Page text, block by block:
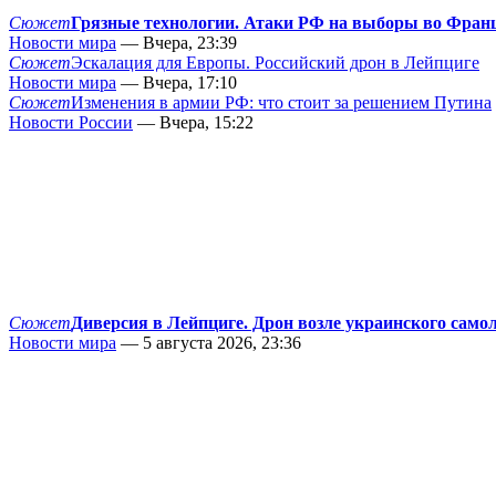
СюжетГрязные технологии. Атаки РФ на выборы во
Новости мира — Вчера, 23:39
СюжетЭскалация для Европы. Российский дрон в Лейпциге
Новости мира — Вчера, 17:10
СюжетИзменения в армии РФ: что стоит за решением Путина
Новости России — Вчера, 15:22
СюжетДиверсия в Лейпциге. Дрон возле украинского
Новости мира — 5 августа 2026, 23:36